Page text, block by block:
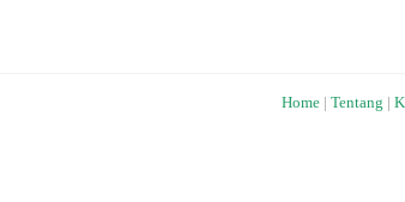
Home Tentang